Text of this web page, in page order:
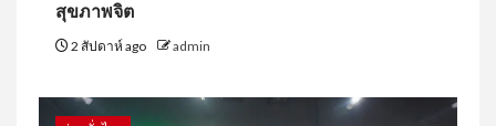
สุขภาพจิต
2 สัปดาห์ ago admin